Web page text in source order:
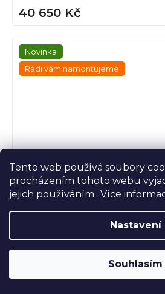
Tento web používá soubory
procházením tohoto webu
jejich používáním.. Více
Nastavení
Souhlasím
40 650 Kč
Novinka
Rádi vám namontujeme